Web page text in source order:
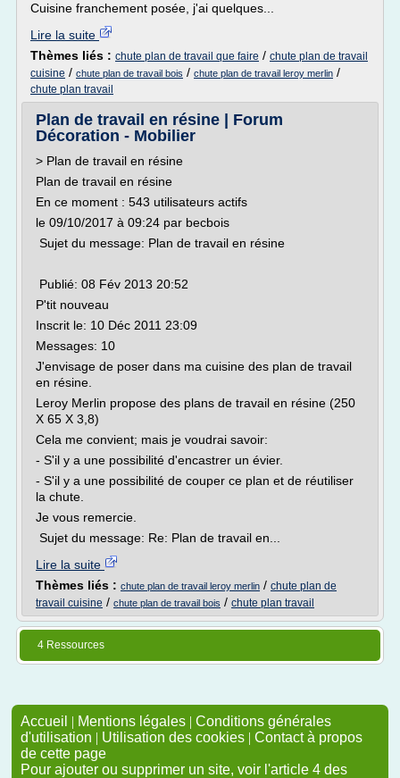
Cuisine franchement posée, j'ai quelques...
Lire la suite
Thèmes liés : chute plan de travail que faire / chute plan de travail
cuisine / chute plan de travail bois / chute plan de travail leroy merlin /
chute plan travail
Plan de travail en résine | Forum
Décoration - Mobilier
> Plan de travail en résine
Plan de travail en résine
En ce moment : 543 utilisateurs actifs
le 09/10/2017 à 09:24 par becbois
Sujet du message: Plan de travail en résine
Publié: 08 Fév 2013 20:52
P'tit nouveau
Inscrit le: 10 Déc 2011 23:09
Messages: 10
J'envisage de poser dans ma cuisine des plan de travail
en résine.
Leroy Merlin propose des plans de travail en résine (250
X 65 X 3,8)
Cela me convient; mais je voudrai savoir:
- S'il y a une possibilité d'encastrer un évier.
- S'il y a une possibilité de couper ce plan et de réutiliser
la chute.
Je vous remercie.
Sujet du message: Re: Plan de travail en...
Lire la suite
Thèmes liés : chute plan de travail leroy merlin / chute plan de
travail cuisine / chute plan de travail bois / chute plan travail
4 Ressources
Accueil | Mentions légales | Conditions générales
d'utilisation | Utilisation des cookies | Contact à propos
de cette page
Pour ajouter ou supprimer un site, voir l'article 4 des